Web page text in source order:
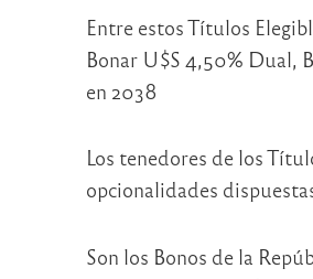
Entre estos Títulos
Bonar U$S 4,50% Dual,
en 2038
Los tenedores de los
opcionalidades
Son los Bonos de la